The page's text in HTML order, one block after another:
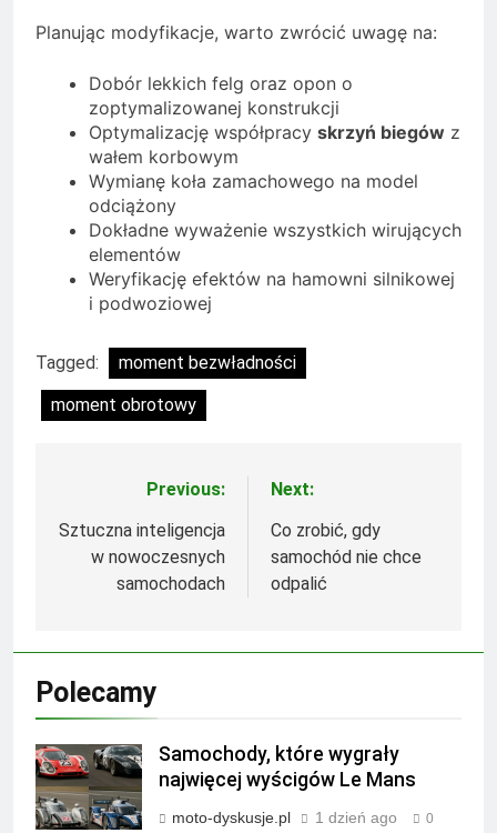
Planując modyfikacje, warto zwrócić uwagę na:
Dobór lekkich felg oraz opon o
zoptymalizowanej konstrukcji
Optymalizację współpracy skrzyń biegów z
wałem korbowym
Wymianę koła zamachowego na model
odciążony
Dokładne wyważenie wszystkich wirujących
elementów
Weryfikację efektów na hamowni silnikowej
i podwoziowej
Tagged:
moment bezwładności
moment obrotowy
Nawigacja
wpisu
Previous:
Sztuczna inteligencja
w nowoczesnych
samochodach
Next:
Co zrobić, gdy
samochód nie chce
odpalić
Polecamy
Samochody, które wygrały
najwięcej wyścigów Le Mans
moto-dyskusje.pl 1 dzień ago 0